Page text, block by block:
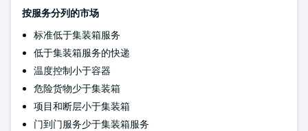
按服务分列的市场
标准低于集装箱服务
低于集装箱服务的快递
温度控制小于容器
危险货物少于集装箱
项目和断层小于集装箱
门到门服务少于集装箱服务